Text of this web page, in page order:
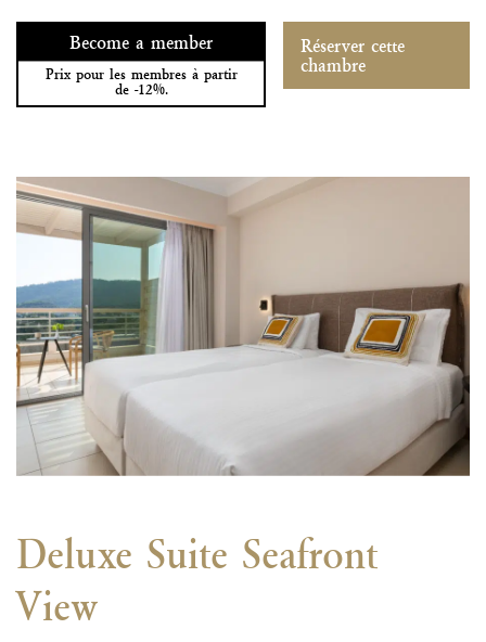
Become a member
Prix pour les membres à partir
de -12%.
Réserver cette
chambre
Deluxe Suite Seafront
View